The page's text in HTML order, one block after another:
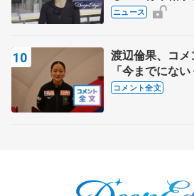
ニングの未来
ニュース
渡辺倫果、コ
「今までにな
れている」 【
コメント全文